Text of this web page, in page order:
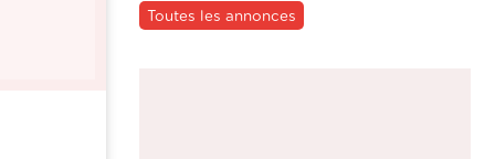
Toutes les annonces